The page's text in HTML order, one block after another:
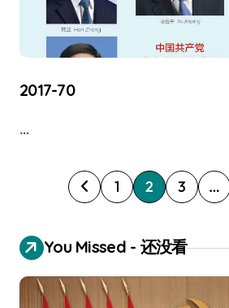
2017-70
…
P
o
s
1 2 3 …
You Missed - 还没看